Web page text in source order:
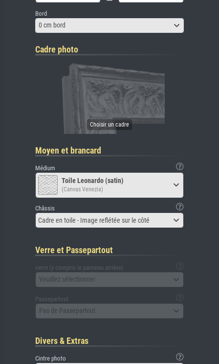
Bord
0 cm bord
Cadre photo
Moyen et brancard
Médium
Toile Leonardo (satin)
(Canvas Venezia)
Châssis
Cadre en toile - Image reflétée sur le côté
Verre et Passepartout
verre (y compris le panneau arrière)
Veuillez sélectionner
Passepartout
Pas de Passepartout
Divers & Extras
Cintre photo